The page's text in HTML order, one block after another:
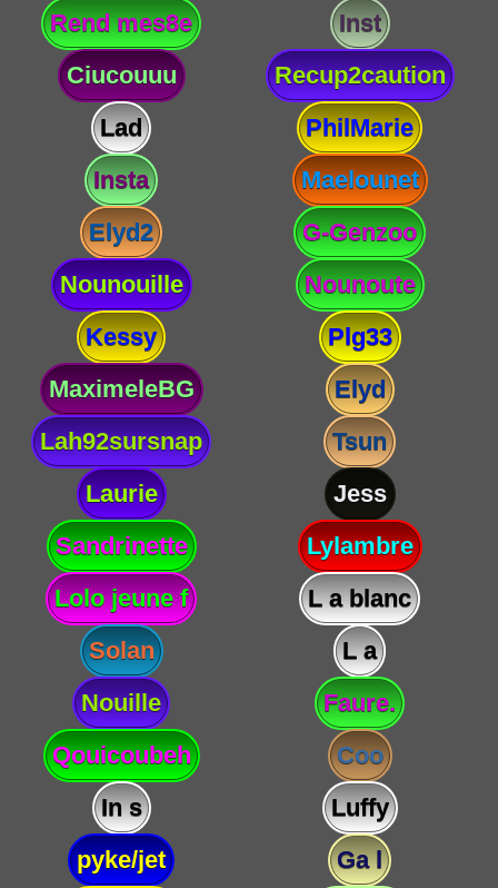
Rend mes8e
Inst
Ciucouuu
Recup2caution
Lad
PhilMarie
Insta
Maelounet
Elyd2
G-Genzoo
Nounouille
Nounoute
Kessy
Plg33
MaximeleBG
Elyd
Lah92sursnap
Tsun
Laurie
Jess
Sandrinette
Lylambre
Lolo jeune f
L a blanc
Solan
L a
Nouille
Faure.
Qouicoubeh
Coo
In s
Luffy
pyke/jet
Ga l